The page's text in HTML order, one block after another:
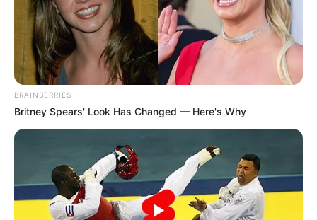
BRAINBERRIES
Britney Spears' Look Has Changed — Here's Why